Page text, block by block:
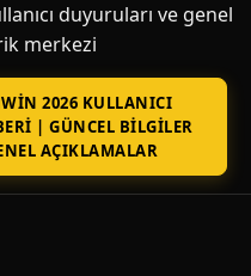
duyuruları ve genel
merkezi
2026 KULLANICI
| GÜNCEL BILGILER
AÇIKLAMALAR